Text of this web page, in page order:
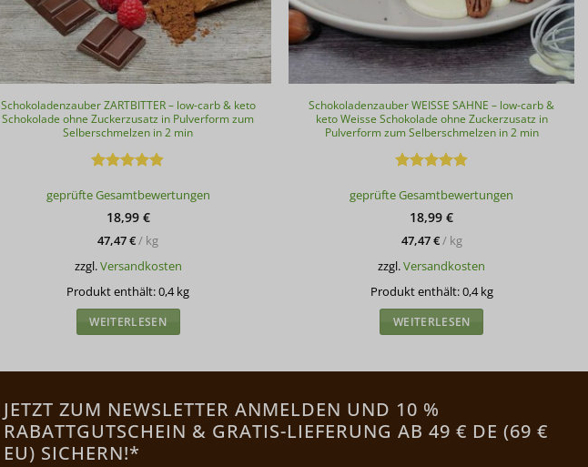
Schokoladenzauber ZARTBITTER – low-carb & keto
Schokolade ohne Zuckerzusatz in Pulverform zum
Selberschmelzen in 2 min
mit4.86
von 5
geprüfte Gesamtbewertungen
18,99 €
47,47€/ kg
zzgl.Versandkosten
Produkt enthält: 0,4kg
WEITERLESEN
Schokoladenzauber WEISSE SAHNE – low-carb &
keto Weisse Schokolade ohne Zuckerzusatz in
Pulverform zum Selberschmelzen in 2 min
mit4.81
von 5
geprüfte Gesamtbewertungen
18,99€
47,47€/ kg
zzgl.Versandkosten
Produkt enthält: 0,4kg
WEITERLESEN
JETZT ZUM NEWSLETTER ANMELDEN UND 10 %
RABATTGUTSCHEIN & GRATIS-LIEFERUNG AB 49 € DE (69 €
EU) SICHERN!*